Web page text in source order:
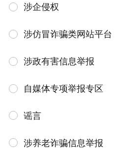
涉企侵权
涉仿冒诈骗类网站平台
涉政有害信息举报
自媒体专项举报专区
谣言
涉养老诈骗信息举报